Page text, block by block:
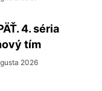
4. séria
tím
2026